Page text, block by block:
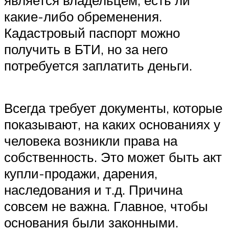
какие-либо обременения.
Кадастровый паспорт можно
получить в БТИ, но за него
потребуется заплатить деньги.
Всегда требует документы, которые
показывают, на каких основаниях у
человека возникли права на
собственность. Это может быть акт
купли-продажи, дарения,
наследования и т.д. Причина
совсем не важна. Главное, чтобы
основания были законными.